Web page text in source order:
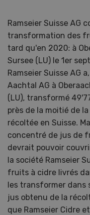
Ramseier Suisse AG
transformation des
tard qu'en 2020: à
Sursee (LU) le 1er
Ramseier Suisse AG
Aachtal AG à
(LU), transformé
près de la moitié de
récoltée en Suisse.
concentré de jus de
devrait pouvoir
la société Ramseier
fruits à cidre livrés
les transformer dans
jus obtenu de la
que Ramseier Cidre